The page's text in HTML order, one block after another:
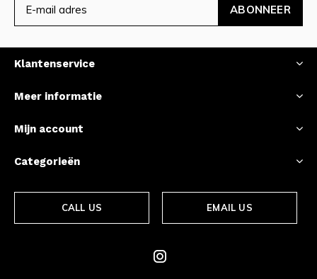
ABONNEER
Klantenservice
Meer informatie
Mijn account
Categorieën
CALL US EMAIL US